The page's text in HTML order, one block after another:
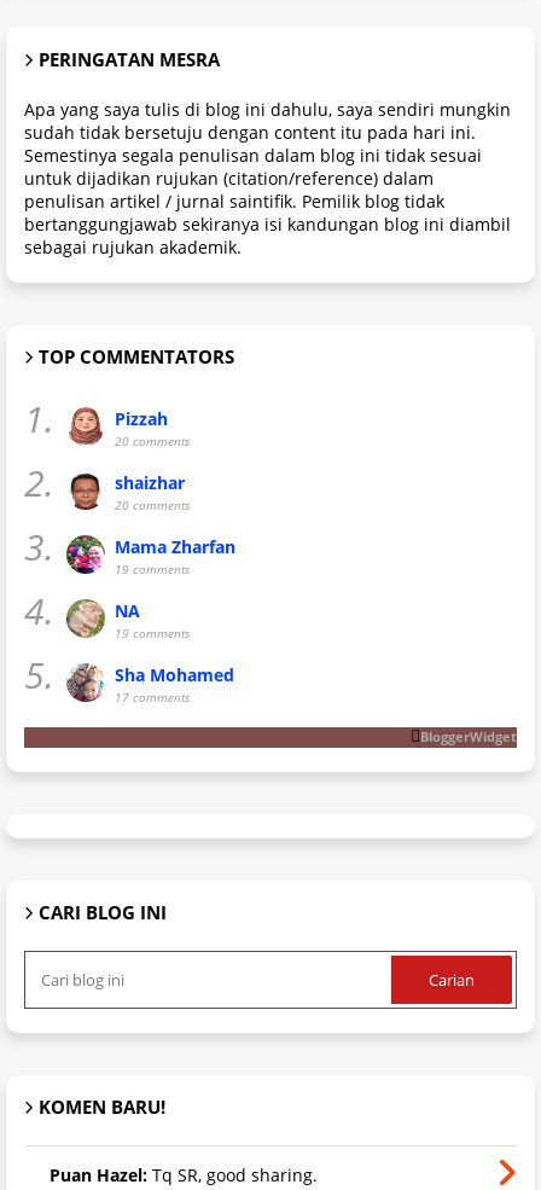
PERINGATAN MESRA
Apa yang saya tulis di blog ini dahulu, saya sendiri mungkin
sudah tidak bersetuju dengan content itu pada hari ini.
Semestinya segala penulisan dalam blog ini tidak sesuai
untuk dijadikan rujukan (citation/reference) dalam
penulisan artikel / jurnal saintifik. Pemilik blog tidak
bertanggungjawab sekiranya isi kandungan blog ini diambil
sebagai rujukan akademik.
TOP COMMENTATORS
1. Pizzah
20 comments
2. shaizhar
20 comments
3. Mama Zharfan
19 comments
4. NA
19 comments
5. Sha Mohamed
17 comments
BloggerWidget
CARI BLOG INI
KOMEN BARU!
Puan Hazel: Tq SR, good sharing.